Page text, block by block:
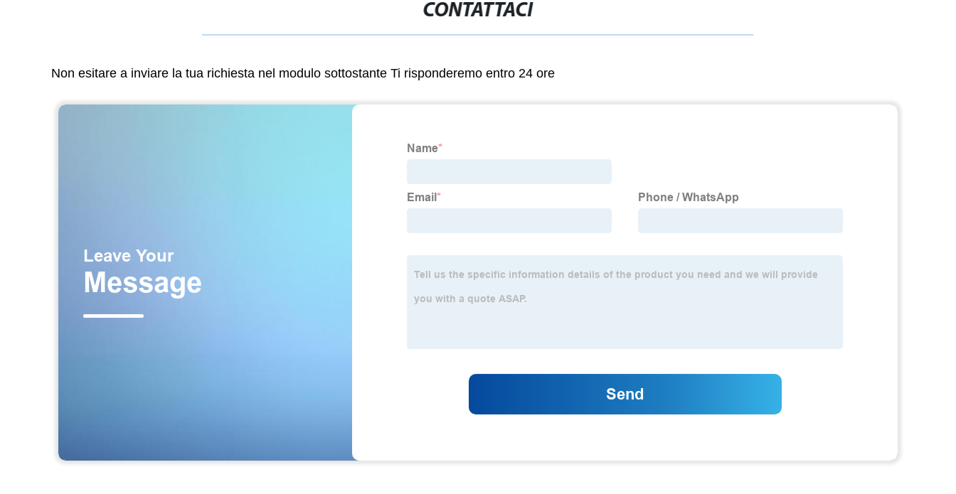
CONTATTACI
Non esitare a inviare la tua richiesta nel modulo sottostante Ti risponderemo entro 24 ore